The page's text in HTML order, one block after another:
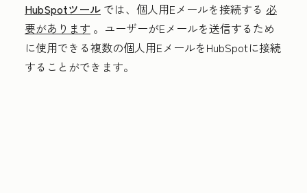
HubSpotツール では、個人用Eメールを接続する 必
要があります 。ユーザーがEメールを送信するため
に使用できる複数の個人用EメールをHubSpotに接続
することができます。